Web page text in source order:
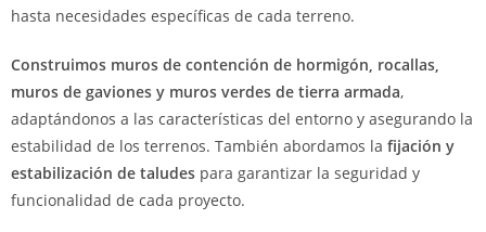
hasta necesidades específicas de cada terreno.
Construimos muros de contención de hormigón, rocallas,
muros de gaviones y muros verdes de tierra armada,
adaptándonos a las características del entorno y asegurando la
estabilidad de los terrenos. También abordamos la fijación y
estabilización de taludes para garantizar la seguridad y
funcionalidad de cada proyecto.